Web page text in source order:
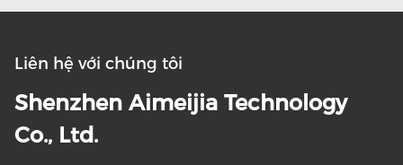
Liên hệ với chúng tôi
Shenzhen Aimeijia Technology
Co., Ltd.